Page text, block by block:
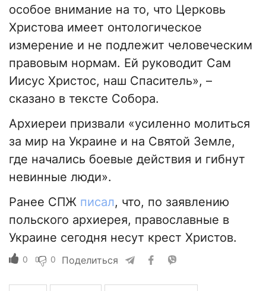
особое внимание на то, что Церковь
Христова имеет онтологическое
измерение и не подлежит человеческим
правовым нормам. Ей руководит Сам
Иисус Христос, наш Спаситель», –
сказано в тексте Собора.
Архиереи призвали «усиленно молиться
за мир на Украине и на Святой Земле,
где начались боевые действия и гибнут
невинные люди».
Ранее СПЖ писал, что, по заявлению
польского архиерея, православные в
Украине сегодня несут крест Христов.
0 0 Поделиться